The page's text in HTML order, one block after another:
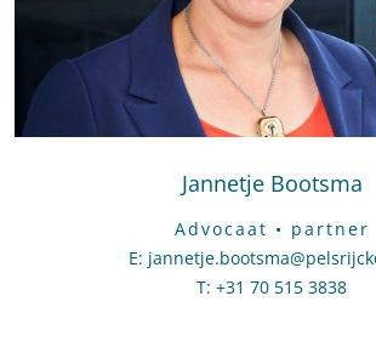
Jannetje Bootsma
Advocaat • partner
E: Stuur een e-mail naar
T: Bel naar Jannetje
+31 70 515 3838